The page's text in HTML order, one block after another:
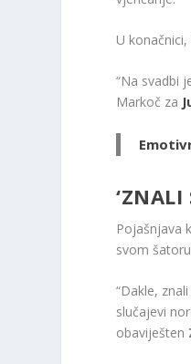
U
“Na svadbi
Markoč za
‘ZNALI
Pojašnjava
svom
“Dakle,
slučajevi
obaviješten